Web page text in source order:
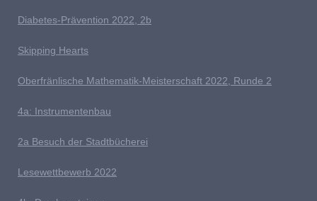
Diabetes-Prävention 2022, 2b
Skipping Hearts
Oberfränlische Mathematik-Meisterschaft 2022, Runde 2
4a: Instrumentenbau
2a Besuch der Stadtbücherei
L esewettbewerb 2022